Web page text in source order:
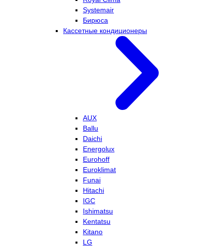
Systemair
Бирюса
Кассетные кондиционеры
AUX
Ballu
Daichi
Energolux
Eurohoff
Euroklimat
Funai
Hitachi
IGC
Ishimatsu
Kentatsu
Kitano
LG